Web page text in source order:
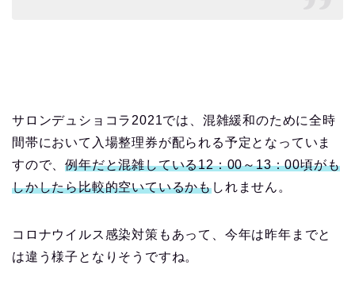
サロンデュショコラ 2021では、混雑緩和のために全時
間帯において入場整理券が配られる予定となっていま
すので、例年だと混雑している12：00～13：00頃がも
しかしたら比較的空いているかもしれません。
コロナウイルス感染対策もあって、今年は昨年までと
は違う様子となりそうですね。